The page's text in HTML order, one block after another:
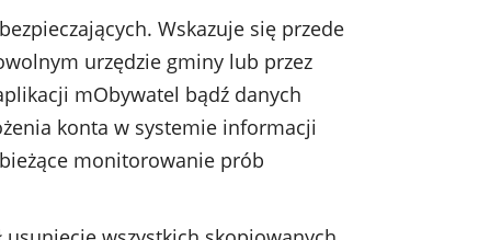
Wskazuje się przede
urzędzie gminy lub przez
mObywatel bądź danych
konta w systemie informacji
monitorowanie prób